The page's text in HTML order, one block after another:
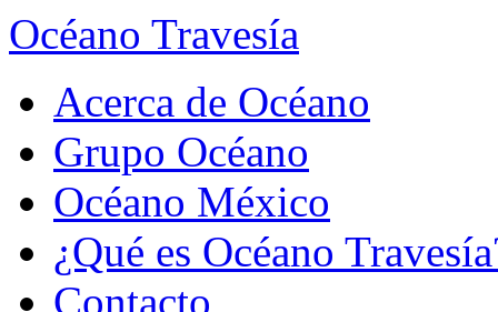
Océano Travesía
Acerca de Océano
Grupo Océano
Océano México
¿Qué es Océano
Contacto